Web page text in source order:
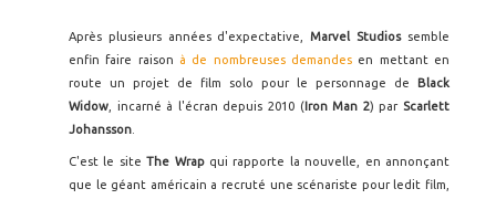
Après plusieurs années d'expectative,Marvel Studios semble
enfin faire raison à de nombreuses demandes en mettant en
route un projet de film solo pour le personnage de Black
Widow , incarné à l'écran depuis 2010 (Iron Man 2) par Scarlett
Johansson
C'est le siteThe Wrap qui rapporte la nouvelle, en annonçant
que le géant américain a recruté une scénariste pour ledit film,